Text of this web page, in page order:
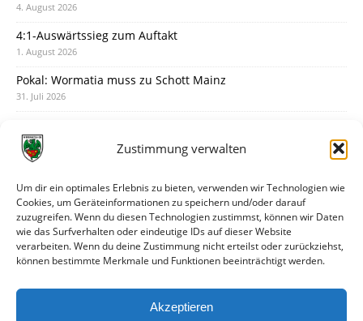
Zustimmung verwalten
Um dir ein optimales Erlebnis zu bieten, verwenden wir Technologien wie
Cookies, um Geräteinformationen zu speichern und/oder darauf
zuzugreifen. Wenn du diesen Technologien zustimmst, können wir Daten
wie das Surfverhalten oder eindeutige IDs auf dieser Website
verarbeiten. Wenn du deine Zustimmung nicht erteilst oder zurückziehst,
können bestimmte Merkmale und Funktionen beeinträchtigt werden.
Akzeptieren
4. August 2026
4:1-Auswärtssieg zum Auftakt
1. August 2026
Pokal: Wormatia muss zu Schott Mainz
31. Juli 2026
30. Juli 2026
28. Juli 2026
Neuer Rückensponsor
28. Juli 2026
Neue Podcast-Folge: So tickt Björn!
Eindrücke vom Stadionfest